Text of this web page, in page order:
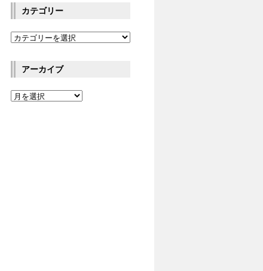
カテゴリー
アーカイブ